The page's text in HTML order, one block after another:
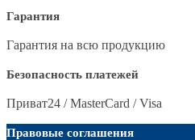
Гарантия
Гарантия на всю продукцию
Безопасность платежей
Приват24 / MasterCard / Visa
Правовые соглашения